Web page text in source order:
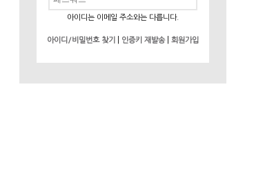
아이디는 이메일 주소와는 다릅니다.
아이디/비밀번호 찾기 인증키 재발송| 회원가입